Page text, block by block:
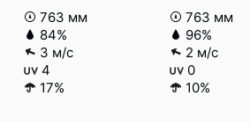
763 мм
84%
3 м/с
4
17%
763 мм
96%
2 м/с
0
10%